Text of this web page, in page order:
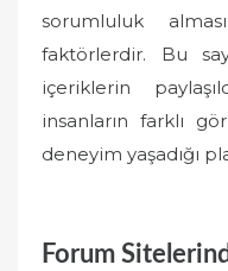
sorumluluk
faktörlerdir. Bu
içeriklerin
insanların farklı
deneyim yaşadığı
Forum